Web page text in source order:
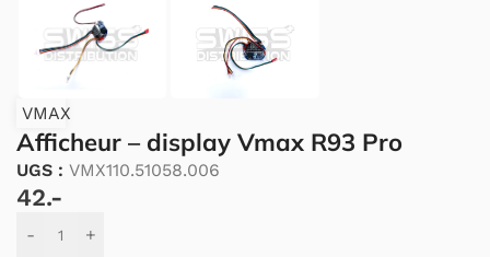
VMAX
Afficheur – display Vmax R93 Pro
UGS : VMX110.51058.006
42.-
- +
Alternative: